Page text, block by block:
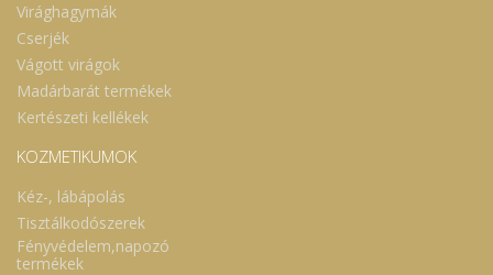
Virághagymák
Cserjék
Vágott virágok
Madárbarát termékek
Kertészeti kellékek
KOZMETIKUMOK
Kéz-, lábápolás
Tisztálkodószerek
Fényvédelem,napozó
termékek